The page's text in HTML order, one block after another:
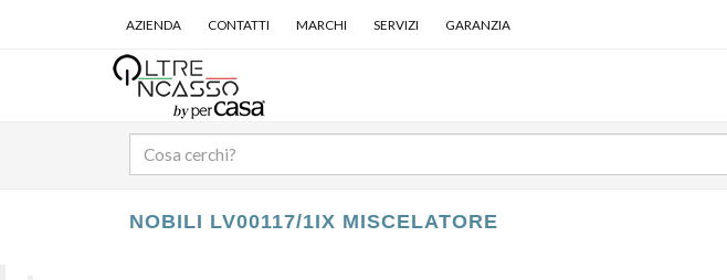
AZIENDA CONTATTI MARCHI SERVIZI GARANZIA
NOBILI LV00117/1IX MISCELATORE